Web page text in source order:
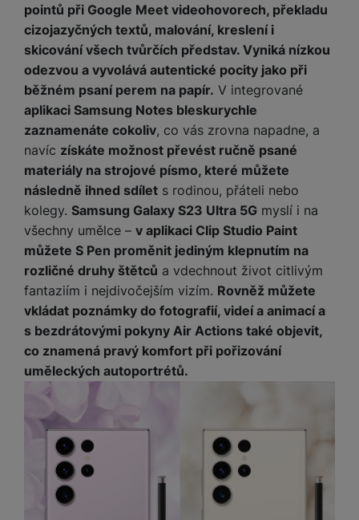
H
e
r
n
í
a
p
č
ít
a
č
o
v
é
o
l
y
H
í
k
o
F
r
m
e
T
V
d
i
o
-
v
i
d
k
a
l
y
r
o
d
a
ví
c
e
z
a
e
ní
P
o
r
b
k
y
s
n
o
r
o
v
é
b
a
t
e
P
ří
sl
e
n
st
ví
p
r
o
a
pointů při Google Meet videohovorech, překladu
cizojazyčných textů, malování, kreslení i
skicování všech tvůrčích představ. Vyniká nízkou
odezvou a vyvolává autentické pocity jako při
běžném psaní perem na papír. V integrované
aplikaci Samsung Notes bleskurychle
zaznamenáte cokoliv, co vás zrovna napadne, a
navíc získáte možnost převést ručně psané
materiály na strojové písmo, které můžete
následně ihned sdílet s rodinou, přáteli nebo
kolegy. Samsung Galaxy S23 Ultra 5G myslí i na
všechny umělce – v aplikaci Clip Studio Paint
můžete S Pen proměnit jediným klepnutím na
rozličné druhy štětců a vdechnout život citlivým
fantaziím i nejdivočejším vizím. Rovněž můžete
vkládat poznámky do fotografií, videí a animací a
s bezdrátovými pokyny Air Actions také objevit,
co znamená pravý komfort při pořizování
uměleckých autoportrétů.